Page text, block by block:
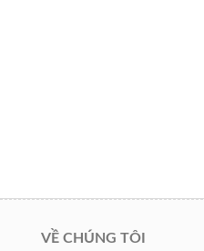
VỀ CHÚNG TÔI